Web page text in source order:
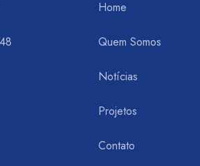
Home
Quem Somos
Notícias
Projetos
Contato